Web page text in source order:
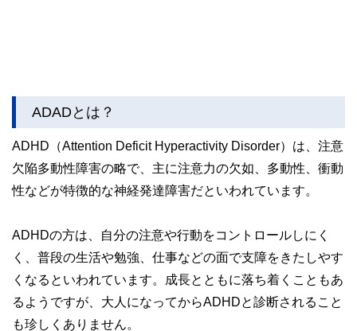
ADADとは？
ADHD（Attention Deficit Hyperactivity Disorder）は、注意
欠陥多動性障害の略で、主に注意力の欠如、多動性、衝動
性などが特徴的な神経発達障害だといわれています。
ADHDの方は、自分の注意や行動をコントロールしにく
く、普段の生活や勉強、仕事などの面で支障をきたしやす
くなるといわれています。成長とともに落ち着くこともあ
るようですが、大人になってからADHDと診断されること
も珍しくありません。